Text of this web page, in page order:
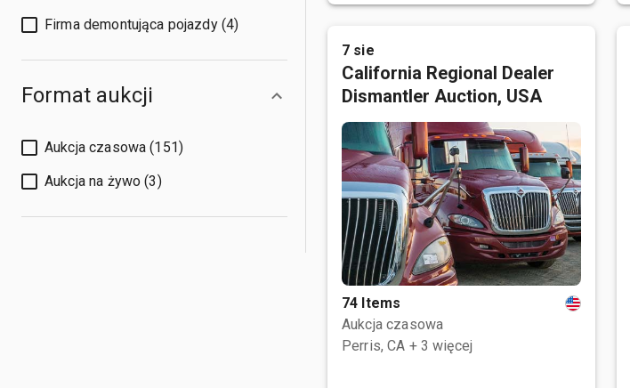
Firma demontująca pojazdy (4)
Format aukcji
Aukcja czasowa (151)
Aukcja na żywo (3)
7 sie
California Regional Dealer
Dismantler Auction, USA
74 Items
Aukcja czasowa
Perris, CA + 3 więcej